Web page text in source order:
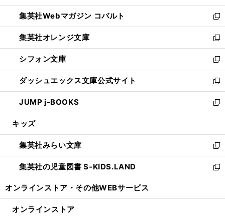
開
く
ウ
で
開
く
ン
ド
ウ
で
開
く
ウ
ィ
ン
ド
ウ
で
開
く
集英社Webマガジン コバルト
新
し
い
ウ
ィ
ン
ド
ウ
で
開
集英社オレンジ文庫
新
し
い
ウ
ィ
ン
ド
ウ
開
く
シフォン文庫
新
し
い
ウ
ィ
ン
ウ
で
開
く
ダッシュエックス文庫公式サイト
新
し
い
ウ
ン
ド
ウ
で
JUMP j-BOOKS
新
し
ウ
ィ
ン
ド
開
キッズ
集英社みらい文庫
新
し
い
ン
集英社の児童図書 S-KIDS.LAND
新
ウ
オンラインストア・ その他WEBサービス
オンラインストア